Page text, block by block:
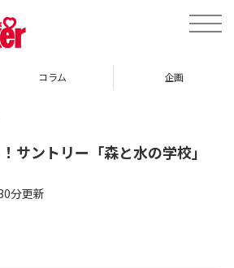
toggle
コラム 企画
サントリー「森と水の学校」
分更新